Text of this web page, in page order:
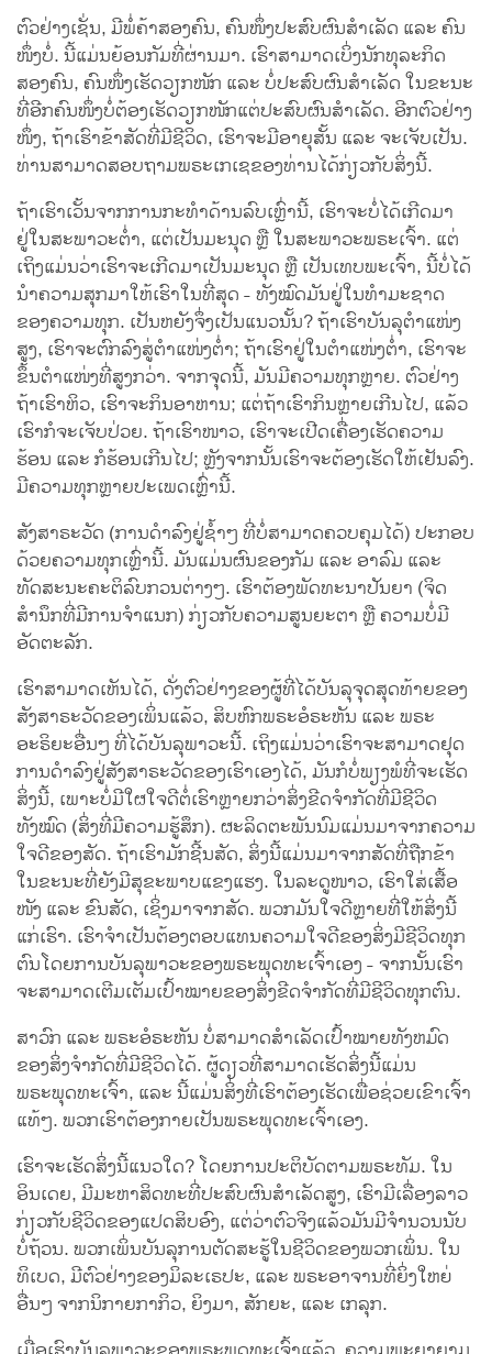
ຕົວຢ່າງເຊັ່ນ, ມີພໍ່ຄ້າສອງຄົນ, ຄົນໜຶ່ງປະສົບຜົນສຳເລັດ ແລະ ຄົນ
ໜຶ່ງບໍ່. ນີ້ແມ່ນຍ້ອນກັມທີ່ຜ່ານມາ. ເຮົາສາມາດເບິ່ງນັກທຸລະກິດ
ສອງຄົນ, ຄົນໜຶ່ງເຮັດວຽກໜັກ ແລະ ບໍ່ປະສົບຜົນສຳເລັດ ໃນຂະນະ
ທີ່ອີກຄົນໜຶ່ງບໍ່ຕ້ອງເຮັດວຽກໜັກແຕ່ປະສົບຜົນສຳເລັດ. ອີກຕົວຢ່າງ
ໜຶ່ງ, ຖ້າເຮົາຂ້າສັດທີ່ມີຊີວິດ, ເຮົາຈະມີອາຍຸສັ້ນ ແລະ ຈະເຈັບເປັນ.
ທ່ານສາມາດສອບຖາມພຣະເກເຊຂອງທ່ານໄດ້ກ່ຽວກັບສິ່ງນີ້.
ຖ້າເຮົາເວັ້ນຈາກການກະທຳດ້ານລົບເຫຼົ່ານີ້, ເຮົາຈະບໍ່ໄດ້ເກີດມາ
ຢູ່ໃນສະພາວະຕ່ຳ, ແຕ່ເປັນມະນຸດ ຫຼື ໃນສະພາວະພຣະເຈົ້າ. ແຕ່
ເຖິງແມ່ນວ່າເຮົາຈະເກີດມາເປັນມະນຸດ ຫຼື ເປັນເທບພະເຈົ້າ, ນີ້ບໍ່ໄດ້
ນຳຄວາມສຸກມາໃຫ້ເຮົາໃນທີ່ສຸດ - ທັງໝົດມັນຢູ່ໃນທຳມະຊາດ
ຂອງຄວາມທຸກ. ເປັນຫຍັງຈຶ່ງເປັນແນວນັ້ນ? ຖ້າເຮົາບັນລຸຕຳແໜ່ງ
ສູງ, ເຮົາຈະຕົກລົງສູ່ຕຳແໜ່ງຕ່ຳ; ຖ້າເຮົາຢູ່ໃນຕຳແໜ່ງຕ່ຳ, ເຮົາຈະ
ຂຶ້ນຕຳແໜ່ງທີ່ສູງກວ່າ. ຈາກຈຸດນີ້, ມັນມີຄວາມທຸກຫຼາຍ. ຕົວຢ່າງ
ຖ້າເຮົາຫິວ, ເຮົາຈະກິນອາຫານ; ແຕ່ຖ້າເຮົາກິນຫຼາຍເກີນໄປ, ແລ້ວ
ເຮົາກໍຈະເຈັບປ່ວຍ. ຖ້າເຮົາໜາວ, ເຮົາຈະເປີດເຄື່ອງເຮັດຄວາມ
ຮ້ອນ ແລະ ກໍຮ້ອນເກີນໄປ; ຫຼັງຈາກນັ້ນເຮົາຈະຕ້ອງເຮັດໃຫ້ເຢັນລົງ.
ມີຄວາມທຸກຫຼາຍປະເພດເຫຼົ່ານີ້.
ສັງສາຣະວັດ (ການດຳລົງຢູ່ຊ້ຳໆ ທີ່ບໍ່ສາມາດຄວບຄຸມໄດ້) ປະກອບ
ດ້ວຍຄວາມທຸກເຫຼົ່ານີ້. ມັນແມ່ນຜົນຂອງກັມ ແລະ ອາລົມ ແລະ
ທັດສະນະຄະຕິລົບກວນຕ່າງໆ. ເຮົາຕ້ອງພັດທະນາປັນຍາ (ຈິດ
ສຳນຶກທີ່ມີການຈຳແນກ) ກ່ຽວກັບຄວາມສູນຍະຕາ ຫຼື ຄວາມບໍ່ມີ
ອັດຕະລັກ.
ເຮົາສາມາດເຫັນໄດ້, ດັ່ງຕົວຢ່າງຂອງຜູ້ທີ່ໄດ້ບັນລຸຈຸດສຸດທ້າຍຂອງ
ສັງສາຣະວັດຂອງເພິ່ນແລ້ວ, ສິບຫົກພຣະອໍຣະຫັນ ແລະ ພຣະ
ອະຣິຍະອື່ນໆ ທີ່ໄດ້ບັນລຸພາວະນີ້. ເຖິງແມ່ນວ່າເຮົາຈະສາມາດຢຸດ
ການດຳລົງຢູ່ສັງສາຣະວັດຂອງເຮົາເອງໄດ້, ມັນກໍບໍ່ພຽງພໍທີ່ຈະເຮັດ
ສິ່ງນີ້, ເພາະບໍ່ມີໃຜໃຈດີຕໍ່ເຮົາຫຼາຍກວ່າສິ່ງຂີດຈຳກັດທີ່ມີຊີວິດ
ທັງໝົດ (ສິ່ງທີ່ມີຄວາມຮູ້ສຶກ). ຜະລິດຕະພັນນົມແມ່ນມາຈາກຄວາມ
ໃຈດີຂອງສັດ. ຖ້າເຮົາມັກຊີ້ນສັດ, ສິ່ງນີ້ແມ່ນມາຈາກສັດທີ່ຖືກຂ້າ
ໃນຂະນະທີ່ຍັງມີສຸຂະພາບແຂງແຮງ. ໃນລະດູໜາວ, ເຮົາໃສ່ເສື້ອ
ໜັງ ແລະ ຂົນສັດ, ເຊິ່ງມາຈາກສັດ. ພວກມັນໃຈດີຫຼາຍທີ່ໃຫ້ສິ່ງນີ້
ແກ່ເຮົາ. ເຮົາຈຳເປັນຕ້ອງຕອບແທນຄວາມໃຈດີຂອງສິ່ງມີຊີວິດທຸກ
ຕົນໂດຍການບັນລຸພາວະຂອງພຣະພຸດທະເຈົ້າເອງ - ຈາກນັ້ນເຮົາ
ຈະສາມາດເຕີມເຕັມເປົ້າໝາຍຂອງສິ່ງຂີດຈຳກັດທີ່ມີຊີວິດທຸກຕົນ.
ສາວົກ ແລະ ພຣະອໍຣະຫັນ ບໍ່ສາມາດສຳເລັດເປົ້າໝາຍທັງຫມົດ
ຂອງສິ່ງຈຳກັດທີ່ມີຊີວິດໄດ້. ຜູ້ດຽວທີ່ສາມາດເຮັດສິ່ງນີ້ແມ່ນ
ພຣະພຸດທະເຈົ້າ, ແລະ ນີ້ແມ່ນສິ່ງທີ່ເຮົາຕ້ອງເຮັດເພື່ອຊ່ວຍເຂົາເຈົ້າ
ແທ້ໆ. ພວກເຮົາຕ້ອງກາຍເປັນພຣະພຸດທະເຈົ້າເອງ.
ເຮົາຈະເຮັດສິ່ງນີ້ແນວໃດ? ໂດຍການປະຕິບັດຕາມພຣະທັມ. ໃນ
ອິນເດຍ, ມີມະຫາສິດທະທີ່ປະສົບຜົນສຳເລັດສູງ, ເຮົາມີເລື່ອງລາວ
ກ່ຽວກັບຊີວິດຂອງແປດສິບອົງ, ແຕ່ວ່າຕົວຈິງແລ້ວມັນມີຈຳນວນນັບ
ບໍ່ຖ້ວນ. ພວກເພິ່ນບັນລຸການຕັດສະຮູ້ໃນຊີວິດຂອງພວກເພິ່ນ. ໃນ
ທິເບດ, ມີຕົວຢ່າງຂອງມິລະເຣປະ, ແລະ ພຣະອາຈານທີ່ຍິ່ງໃຫຍ່
ອື່ນໆ ຈາກນິກາຍກາກິວ, ຍິງມາ, ສັກຍະ, ແລະ ເກລຸກ.